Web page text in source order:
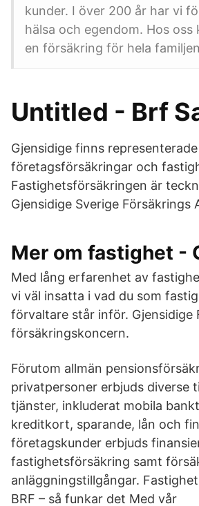
kunder. I över 200 år har vi
hälsa och egendom. Hos oss
en försäkring för hela
Untitled - Brf
Gjensidige finns
företagsförsäkringar och
Fastighetsförsäkringen är
Gjensidige Sverige Försäkrings
Mer om fastighet -
Med lång erfarenhet av
vi väl insatta i vad du som
förvaltare står inför. Gjensidige
försäkringskoncern.
Förutom allmän
privatpersoner erbjuds diverse
tjänster, inkluderat mobila
kreditkort, sparande, lån och
företagskunder erbjuds
fastighetsförsäkring samt
anläggningstillgångar.
BRF – så funkar det Med vår